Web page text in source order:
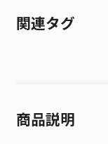
関連タグ
商品説明